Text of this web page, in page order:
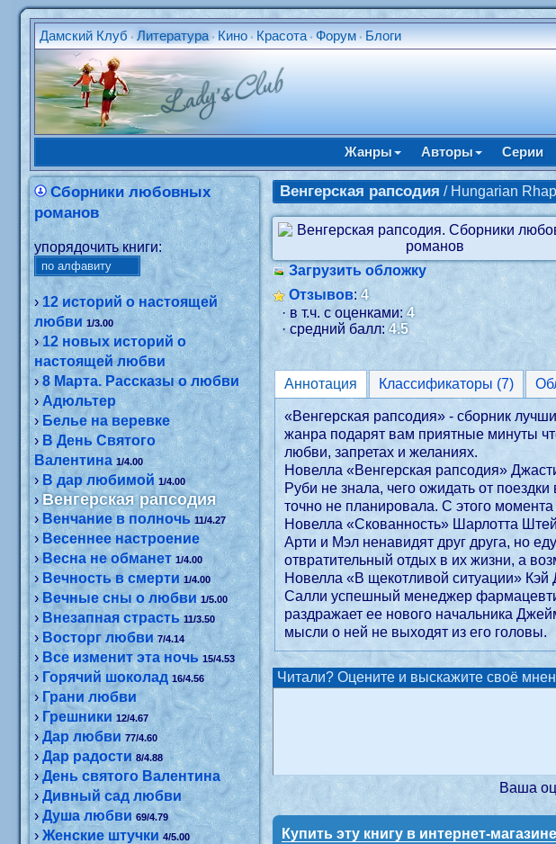
Дамский Клуб •Литература • Кино • Красота •Форум • Блоги
Жанры Авторы Серии
Сборники любовных
романов
упорядочить книги:
›12 историй о настоящей
любви 1/3.00
›12 новых историй о
настоящей любви
›8 Марта. Рассказы о любви
›Адюльтер
›Белье на веревке
›В День Святого
Валентина 1/4.00
›В дар любимой 1/4.00
›Венгерская рапсодия
›Венчание в полночь 11/4.27
›Весеннее настроение
›Весна не обманет 1/4.00
›Вечность в смерти 1/4.00
›Вечные сны о любви 1/5.00
› Внезапная страсть 11/3.50
›Восторг любви 7/4.14
›Все изменит эта ночь 15/4.53
› Горячий шоколад 16/4.56
›Грани любви
›Грешники 12/4.67
›Дар любви 77/4.60
›Дар радости 8/4.88
›День святого Валентина
›Дивный сад любви
›Душа любви 69/4.79
›Женские штучки 4/5.00
Венгерская рапсодия / Hungarian
Загрузить обложку
Отзывов:4
· в т.ч. с оценками:4
· средний балл:4.5
Аннотация Классификаторы (7)
«Венгерская рапсодия» - сборник
жанра подарят вам приятные минуты
любви, запретах и желаниях.
Новелла «Венгерская рапсодия»
Руби не знала, чего ожидать от
точно не планировала. С этого
Новелла «Скованность» Шарлотта
Арти и Мэл ненавидят друг друга, но
отвратительный отдых в их жизни, а
Новелла «В щекотливой ситуации» Кэй
Салли успешный менеджер
раздражает ее нового начальника
мысли о ней не выходят из его головы.
Читали? Оцените и выскажите своё
Ваша
Купить эту книгу в интернет-